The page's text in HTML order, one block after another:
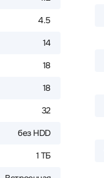
4.5
14
18
18
32
без HDD
1 ТБ